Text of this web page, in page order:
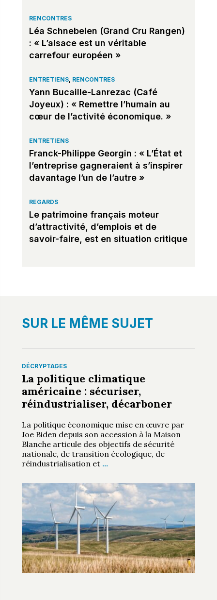
RENCONTRES
Léa Schnebelen (Grand Cru Rangen)
: « L’alsace est un véritable
carrefour européen »
ENTRETIENS, RENCONTRES
Yann Bucaille-Lanrezac (Café
Joyeux) : « Remettre l’humain au
cœur de l’activité économique. »
ENTRETIENS
Franck-Philippe Georgin : « L’État et
l’entreprise gagneraient à s’inspirer
davantage l’un de l’autre »
REGARDS
Le patrimoine français moteur
d’attractivité, d’emplois et de
savoir-faire, est en situation critique
SUR LE MÊME SUJET
DÉCRYPTAGES
La politique climatique
américaine : sécuriser,
réindustrialiser, décarboner
La politique économique mise en œuvre par
Joe Biden depuis son accession à la Maison
Blanche articule des objectifs de sécurité
nationale, de transition écologique, de
réindustrialisation et …